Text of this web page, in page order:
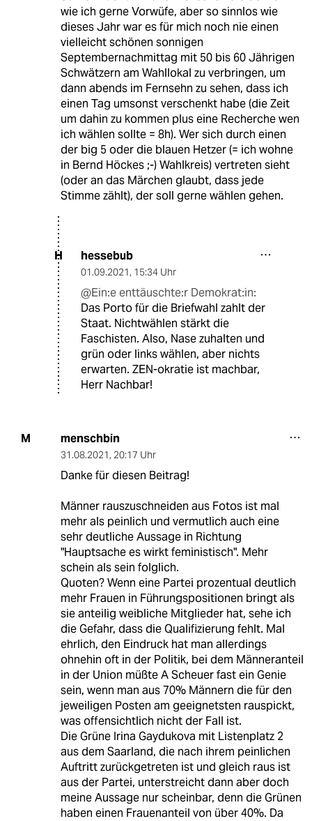
wie ich gerne Vorwüfe, aber so sinnlos wie
dieses Jahr war es für mich noch nie einen
vielleicht schönen sonnigen
Septembernachmittag mit 50 bis 60 Jährigen
Schwätzern am Wahllokal zu verbringen, um
dann abends im Fernsehn zu sehen, dass ich
einen Tag umsonst verschenkt habe (die Zeit
um dahin zu kommen plus eine Recherche wen
ich wählen sollte = 8h). Wer sich durch einen
der big 5 oder die blauen Hetzer (= ich wohne
in Bernd Höckes ;-) Wahlkreis) vertreten sieht
(oder an das Märchen glaubt, dass jede
Stimme zählt), der soll gerne wählen gehen.
H hessebub
01.09.2021, 15:34 Uhr
@Ein:e enttäuschte:r Demokrat:in:
Das Porto für die Briefwahl zahlt der
Staat. Nichtwählen stärkt die
Faschisten. Also, Nase zuhalten und
grün oder links wählen, aber nichts
erwarten. ZEN-okratie ist machbar,
Herr Nachbar!
M menschbin
31.08.2021, 20:17 Uhr
Danke für diesen Beitrag!
Männer rauszuschneiden aus Fotos ist mal
mehr als peinlich und vermutlich auch eine
sehr deutliche Aussage in Richtung
"Hauptsache es wirkt feministisch". Mehr
schein als sein folglich.
Quoten? Wenn eine Partei prozentual deutlich
mehr Frauen in Führungspositionen bringt als
sie anteilig weibliche Mitglieder hat, sehe ich
die Gefahr, dass die Qualifizierung fehlt. Mal
ehrlich, den Eindruck hat man allerdings
ohnehin oft in der Politik, bei dem Männeranteil
in der Union müßte A Scheuer fast ein Genie
sein, wenn man aus 70% Männern die für den
jeweiligen Posten am geeignetsten rauspickt,
was offensichtlich nicht der Fall ist.
Die Grüne Irina Gaydukova mit Listenplatz 2
aus dem Saarland, die nach ihrem peinlichen
Auftritt zurückgetreten ist und gleich raus ist
aus der Partei, unterstreicht dann aber doch
meine Aussage nur scheinbar, denn die Grünen
haben einen Frauenanteil von über 40%. Da